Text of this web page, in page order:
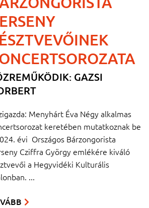
GAZSI
Menyhárt Éva Négy alkalmas
keretében mutatkoznak be
évi Országos Bárzongorista
Cziffra György emlékére kiváló
a Hegyvidéki Kulturális
...